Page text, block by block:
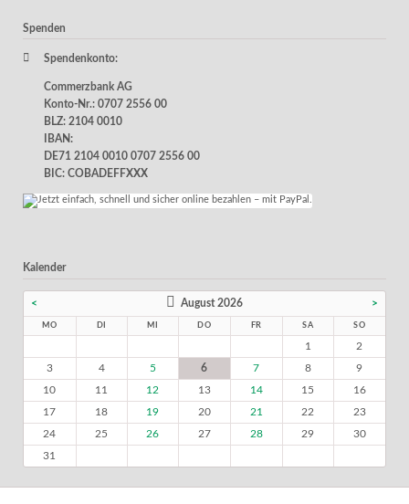
Spenden
Spendenkonto:
Commerzbank AG
Konto-Nr.: 0707 2556 00
BLZ: 2104 0010
IBAN:
DE71 2104 0010 0707 2556 00
BIC: COBADEFFXXX
Kalender
< August 2026 >
MO DI MI DO FR SA SO
1
2
3
4 5 6 7 8
9
10
11 12 13 14 15
16
17
18 19 20 21 22
23
24
25 26 27 28 29
30
31